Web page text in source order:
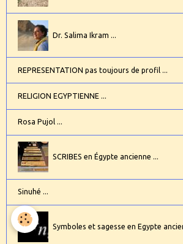
Dr. Salima Ikram ...
REPRESENTATION pas toujours de profil ...
RELIGION EGYPTIENNE ...
Rosa Pujol ...
SCRIBES en Égypte ancienne ...
Sinuhé ...
Symboles et sagesse en Egypte